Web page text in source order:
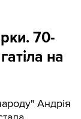
70-
на
Андрія